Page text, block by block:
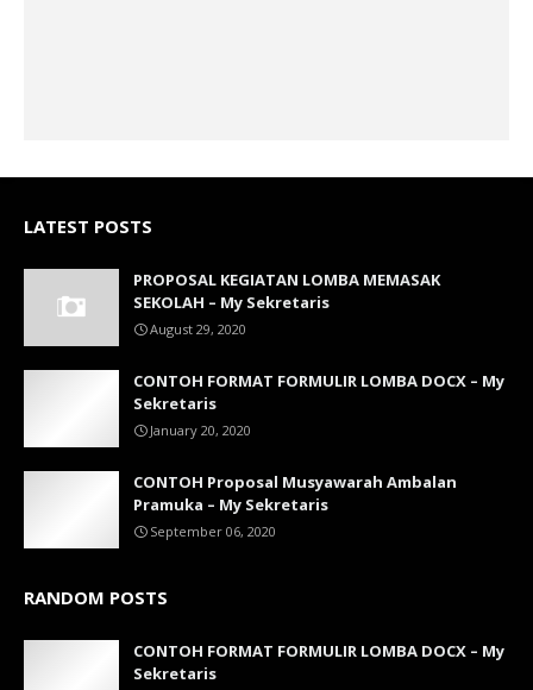
LATEST POSTS
PROPOSAL KEGIATAN LOMBA MEMASAK
SEKOLAH – My Sekretaris
August 29, 2020
CONTOH FORMAT FORMULIR LOMBA DOCX – My
Sekretaris
January 20, 2020
CONTOH Proposal Musyawarah Ambalan
Pramuka – My Sekretaris
September 06, 2020
RANDOM POSTS
CONTOH FORMAT FORMULIR LOMBA DOCX – My
Sekretaris